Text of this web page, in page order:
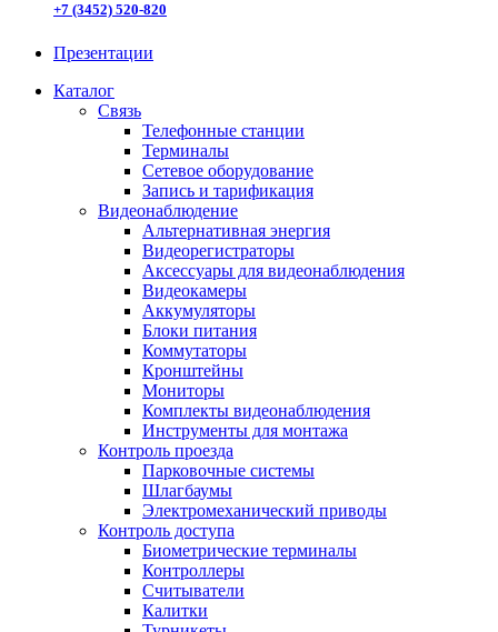
+7 (3452) 520-820
Презентации
Каталог
Связь
Телефонные станции
Терминалы
Сетевое оборудование
Запись и тарификация
Видеонаблюдение
Альтернативная энергия
Видеорегистраторы
Аксессуары для видеонаблюдения
Видеокамеры
Аккумуляторы
Блоки питания
Коммутаторы
Кронштейны
Мониторы
Комплекты видеонаблюдения
Инструменты для монтажа
Контроль проезда
Парковочные системы
Шлагбаумы
Электромеханический приводы
Контроль доступа
Биометрические терминалы
Контроллеры
Считыватели
Калитки